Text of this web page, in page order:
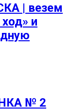
| везем
и
№ 2